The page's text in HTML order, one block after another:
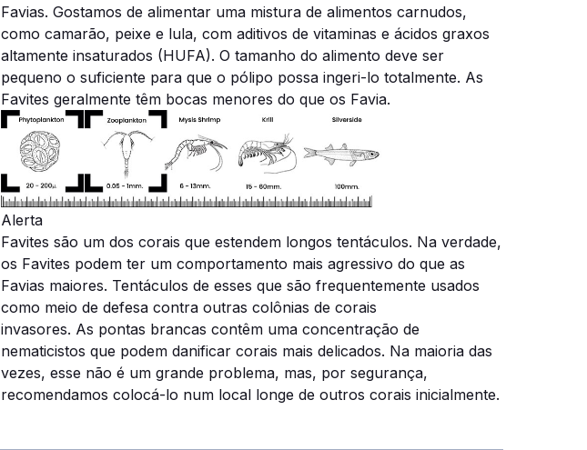
Favias. Gostamos de alimentar uma mistura de alimentos carnudos,
como camarão, peixe e lula, com aditivos de vitaminas e ácidos graxos
altamente insaturados (HUFA). O tamanho do alimento deve ser
pequeno o suficiente para que o pólipo possa ingeri-lo totalmente. As
Favites geralmente têm bocas menores do que os Favia.
Alerta
Favites são um dos corais que estendem longos tentáculos. Na verdade,
os Favites podem ter um comportamento mais agressivo do que as
Favias maiores. Tentáculos de esses que são frequentemente usados ​​
como meio de defesa contra outras colônias de corais
invasores. As pontas brancas contêm uma concentração de
nematicistos que podem danificar corais mais delicados. Na maioria das
vezes, esse não é um grande problema, mas, por segurança,
recomendamos colocá-lo num local longe de outros corais inicialmente.